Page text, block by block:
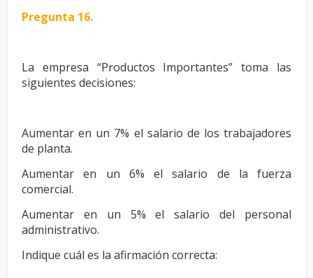
Pregunta 16.
La empresa “Productos Importantes” toma las
siguientes decisiones:
Aumentar en un 7% el salario de los trabajadores
de planta.
Aumentar en un 6% el salario de la fuerza
comercial.
Aumentar en un 5% el salario del personal
administrativo.
Indique cuál es la afirmación correcta: